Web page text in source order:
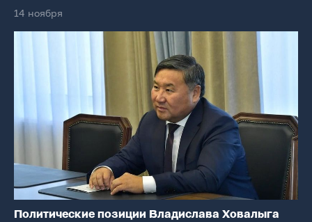
14 ноября
Политические позиции Владислава Ховалыга